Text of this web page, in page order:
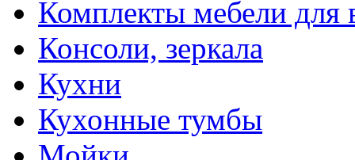
Комплекты мебели для
Консоли, зеркала
Кухни
Кухонные тумбы